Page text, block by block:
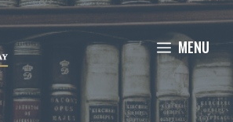
MENU